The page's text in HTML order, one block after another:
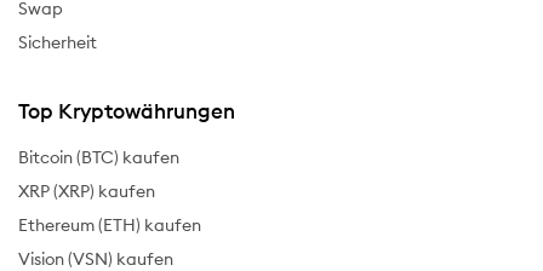
Swap
Sicherheit
Top Kryptowährungen
Bitcoin (BTC) kaufen
XRP (XRP) kaufen
Ethereum (ETH) kaufen
Vision (VSN) kaufen